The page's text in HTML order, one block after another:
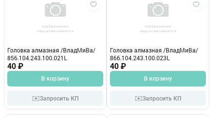
Головка алмазная /ВладМиВа/
856.104.243.100.021L
40 ₽
В корзину
✉️Запросить КП
Головка алмазная /ВладМиВа/
866.104.243.100.023L
40 ₽
В корзину
✉️Запросить КП